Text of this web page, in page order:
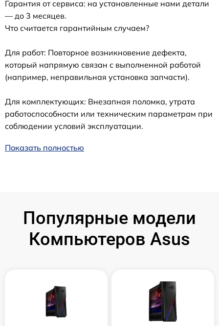
Гарантия от сервиса: на установленные нами детали
— до 3 месяцев.
Что считается гарантийным случаем?
Для работ: Повторное возникновение дефекта,
который напрямую связан с выполненной работой
(например, неправильная установка запчасти).
Для комплектующих: Внезапная поломка, утрата
работоспособности или техническим параметрам при
соблюдении условий эксплуатации.
Показать полностью
Популярные модели
Компьютеров Asus